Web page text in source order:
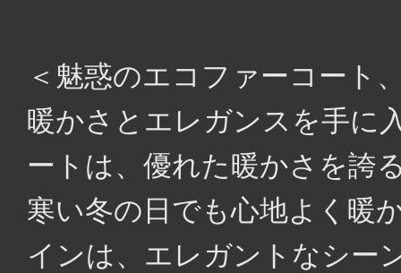
＜魅惑のエコファーコート
暖かさとエレガンスを手に
ートは、優れた暖かさを誇
寒い冬の日でも心地よく暖
インは、エレガントなシー